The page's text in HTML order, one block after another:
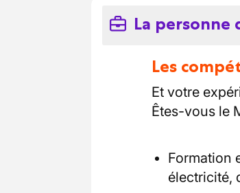
La personne
Les
Et votre
Êtes-vous le
Formation
électricité,